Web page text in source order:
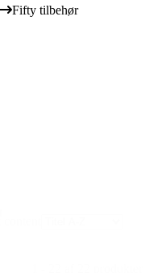
Fifty tilbehør